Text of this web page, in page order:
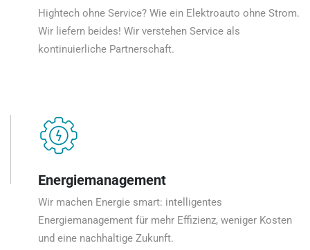
Hightech ohne Service? Wie ein Elektroauto ohne Strom.
Wir liefern beides! Wir verstehen Service als
kontinuierliche Partnerschaft.
Energiemanagement
Wir machen Energie smart: intelligentes
Energiemanagement für mehr Effizienz, weniger Kosten
und eine nachhaltige Zukunft.